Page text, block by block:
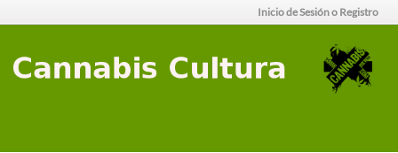
Inicio de Sesión o Registro